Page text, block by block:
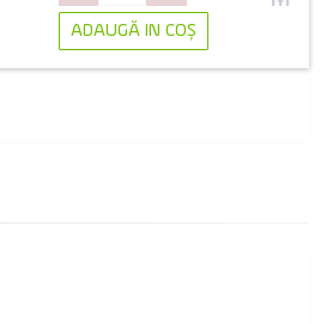
ADAUGĂ IN COŞ